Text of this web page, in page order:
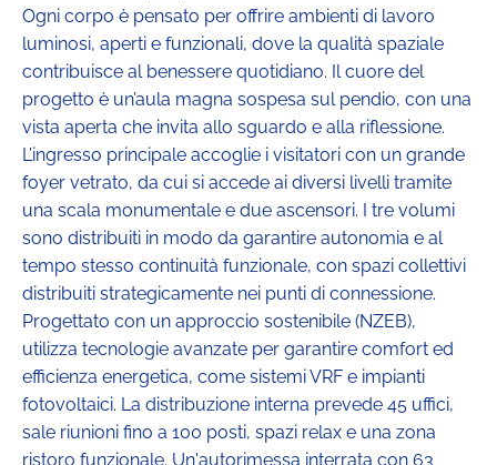
Ogni corpo è pensato per offrire ambienti di lavoro
luminosi, aperti e funzionali, dove la qualità spaziale
contribuisce al benessere quotidiano. Il cuore del
progetto è un’aula magna sospesa sul pendio, con una
vista aperta che invita allo sguardo e alla riflessione.
L’ingresso principale accoglie i visitatori con un grande
foyer vetrato, da cui si accede ai diversi livelli tramite
una scala monumentale e due ascensori. I tre volumi
sono distribuiti in modo da garantire autonomia e al
tempo stesso continuità funzionale, con spazi collettivi
distribuiti strategicamente nei punti di connessione.
Progettato con un approccio sostenibile (NZEB),
utilizza tecnologie avanzate per garantire comfort ed
efficienza energetica, come sistemi VRF e impianti
fotovoltaici. La distribuzione interna prevede 45 uffici,
sale riunioni fino a 100 posti, spazi relax e una zona
ristoro funzionale. Un'autorimessa interrata con 63